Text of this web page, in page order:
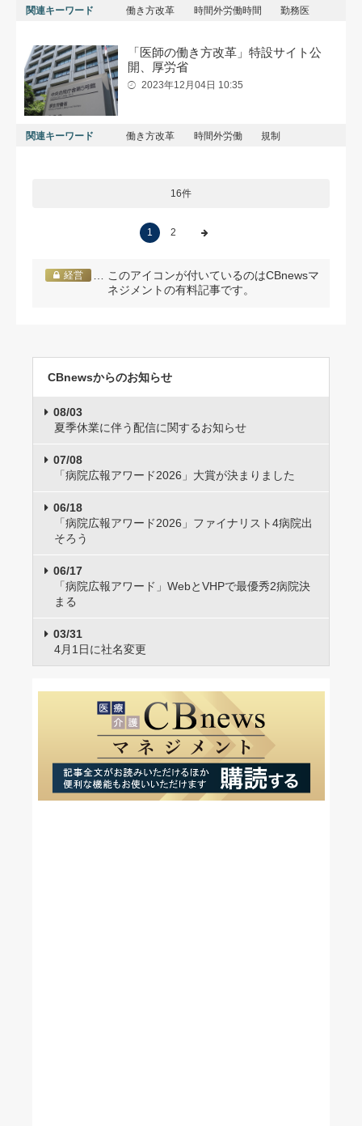
関連キーワード 働き方改革 時間外労働時間 勤務医
「医師の働き方改革」特設サイト公
開、厚労省
2023年12月04日 10:35
関連キーワード 働き方改革 時間外労働 規制
16件
1 2
経営
… このアイコンが付いているのはCBnewsマ
ネジメントの有料記事です。
CBnewsからのお知らせ
08/03
夏季休業に伴う配信に関するお知らせ
07/08
「病院広報アワード2026」大賞が決まりました
06/18
「病院広報アワード2026」ファイナリスト4病院出
そろう
06/17
「病院広報アワード」WebとVHPで最優秀2病院決
まる
03/31
4月1日に社名変更